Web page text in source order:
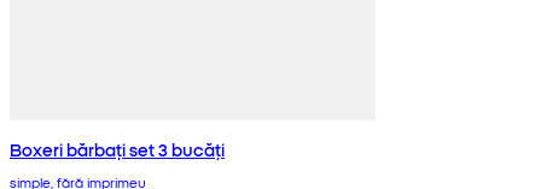
Boxeri bărbați set 3 bucăți
simple, fără imprimeu